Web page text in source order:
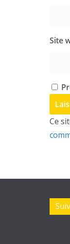
Site
Ce